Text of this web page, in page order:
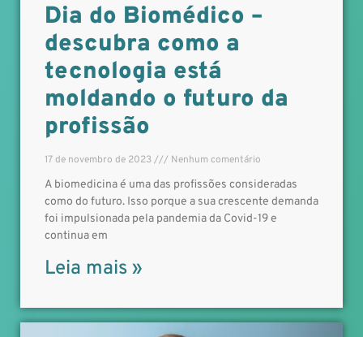
Dia do Biomédico –
descubra como a
tecnologia está
moldando o futuro da
profissão
17 de novembro de 2023 Nenhum comentário
A biomedicina é uma das profissões consideradas
como do futuro. Isso porque a sua crescente demanda
foi impulsionada pela pandemia da Covid-19 e
continua em
Leia mais »